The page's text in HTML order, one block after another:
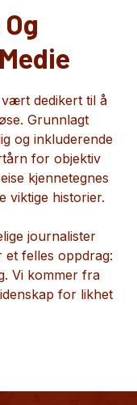
dedikert til å
Grunnlagt
og inkluderende
for objektiv
kjennetegnes
viktige historier.
journalister
et felles oppdrag:
Vi kommer fra
for likhet